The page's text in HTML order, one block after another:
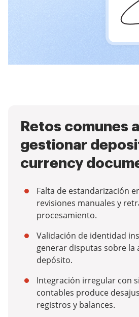
Retos comunes al
gestionar
currency
Falta de estandarización
revisiones manuales y
procesamiento.
Validación de identidad
generar disputas sobre la
depósito.
Integración irregular con
contables produce
registros y balances.